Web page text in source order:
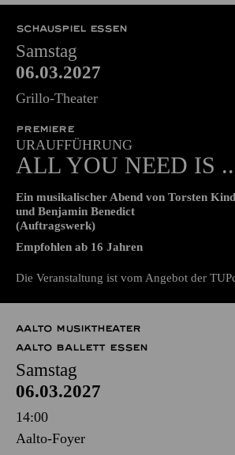
57,00 51,00 42,00 35,00
SCHAUSPIEL ESSEN
Samstag
06.03.2027
Grillo-Theater
URAUFFÜHRUNG
ALL YOU NEED IS ...
Ein musikalischer Abend von Torsten
(Auftragswerk)
Die Veranstaltung ist vom Angebot der
AALTO MUSIKTHEATER
AALTO BALLETT ESSEN
Samstag
06.03.2027